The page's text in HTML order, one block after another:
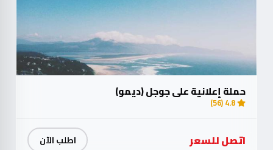
حملة إعلانية على جوجل (ديمو)
4.8 (56)
اتصل للسعر اطلب الآن